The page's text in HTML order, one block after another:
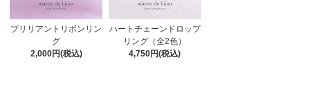
ブリリアントリボンリン
グ
2,000円(税込)
ハートチェーンドロップ
リング（全2色）
4,750円(税込)